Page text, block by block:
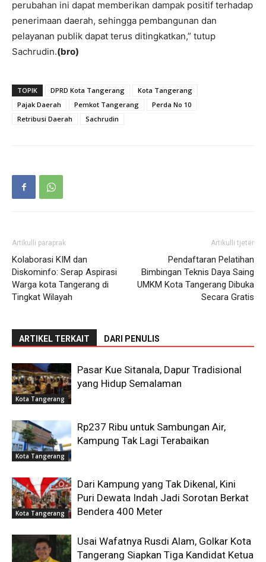
perubahan ini dapat memberikan dampak positif terhadap
penerimaan daerah, sehingga pembangunan dan
pelayanan publik dapat terus ditingkatkan,” tutup
Sachrudin.(bro)
TOPIK DPRD Kota Tangerang
Kota Tangerang
Pajak Daerah
Pemkot Tangerang
Perda No 10
Retribusi Daerah
Sachrudin
Artikulli paraprak
Kolaborasi KIM dan
Diskominfo: Serap Aspirasi
Warga kota Tangerang di
Tingkat Wilayah
Artikulli tjetër
Pendaftaran Pelatihan
Bimbingan Teknis Daya Saing
UMKM Kota Tangerang Dibuka
Secara Gratis
ARTIKEL TERKAIT DARI PENULIS
Kota Tangerang
Pasar Kue Sitanala, Dapur Tradisional
yang Hidup Semalaman
Kota Tangerang
Rp237 Ribu untuk Sambungan Air,
Kampung Tak Lagi Terabaikan
Kota Tangerang
Dari Kampung yang Tak Dikenal, Kini
Puri Dewata Indah Jadi Sorotan Berkat
Bendera 400 Meter
Usai Wafatnya Rusdi Alam, Golkar Kota
Tangerang Siapkan Tiga Kandidat Ketua